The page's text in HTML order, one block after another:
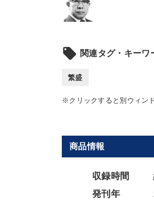
local_offer 関連タグ・キーワ
繁盛
※クリックすると別ウィン
商品情報
収録時間
発刊年